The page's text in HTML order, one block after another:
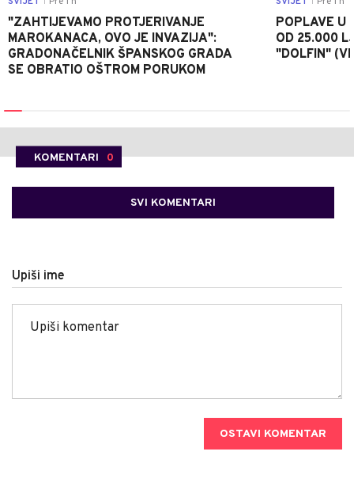
"ZAHTIJEVAMO PROTJERIVANJE
MAROKANACA, OVO JE INVAZIJA":
GRADONAČELNIK ŠPANSKOG GRADA
SE OBRATIO OŠTROM PORUKOM
POPLAVE U
OD 25.000
"DOLFIN"
KOMENTARI 0
SVI KOMENTARI
Upiši ime
OSTAVI KOMENTAR